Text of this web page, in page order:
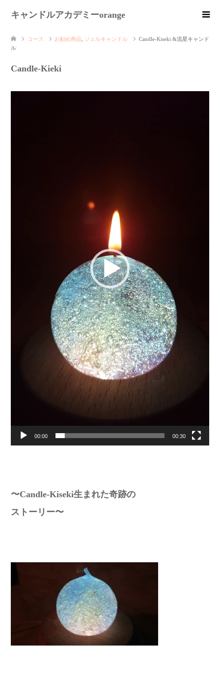
キャンドルアカデミーorange
コース お勧め商品 ジェルキャンドル
Candle-Kiseki &流星キャンド
ル
Candle-Kieki
00:00 00:30
〜Candle-Kiseki生まれた奇跡の
ストーリー〜